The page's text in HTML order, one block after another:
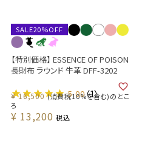
SALE20%OFF
【特別価格】 ESSENCE OF POISON
長財布 ラウンド 牛革 DFF-3202
¥ 16,500 (消費税10%を含む)のとこ
ろ
¥ 13,200 税込
5.00（1）